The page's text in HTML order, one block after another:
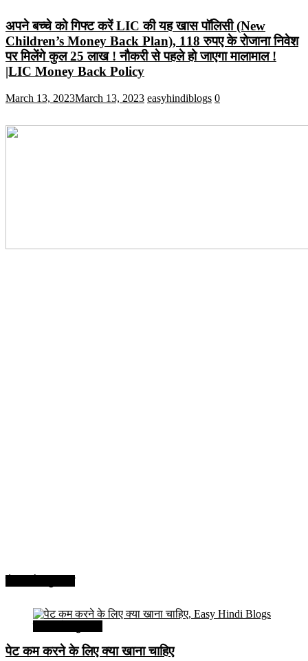
अपने बच्चे को गिफ्ट करें LIC की यह खास पॉलिसी (New
Children’s Money Back Plan), 118 रुपए के रोजाना निवेश
पर मिलेंगे कुल 25 लाख ! नौकरी से पहले हो जाएगा मालामाल !
|LIC Money Back Policy
March 13, 2023March 13, 2023 easyhindiblogs 0
पेट कम करने के लिए क्या खाना चाहिए